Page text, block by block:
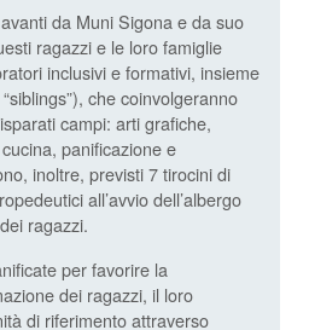
da Muni Sigona e da suo
ragazzi e le loro famiglie
inclusivi e formativi, insieme
che coinvolgeranno
campi: arti grafiche,
panificazione e
inoltre, previsti 7 tirocini di
all’avvio dell’albergo
ragazzi.
per favorire la
dei ragazzi, il loro
di riferimento attraverso